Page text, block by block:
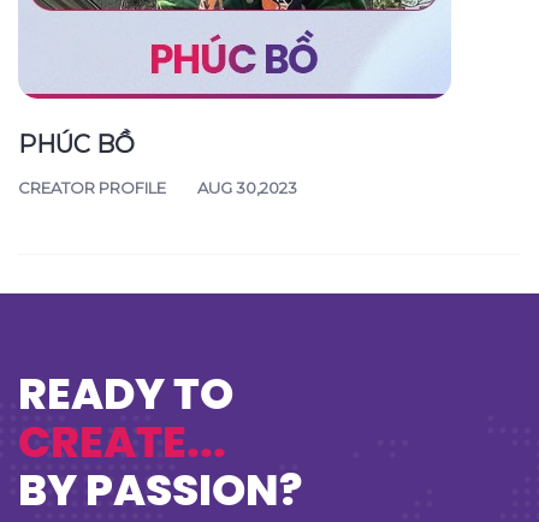
PHÚC BỒ
CREATOR PROFILE AUG 30,2023
READY TO
CREATE...
BY PASSION?